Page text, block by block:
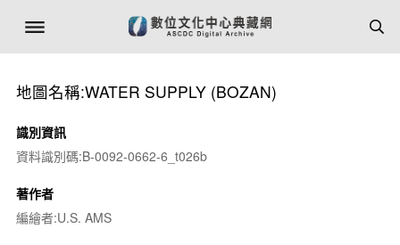
地圖名稱:WATER SUPPLY (BOZAN)
識別資訊
資料識別碼:B-0092-0662-6_t026b
著作者
編繪者:U.S. AMS